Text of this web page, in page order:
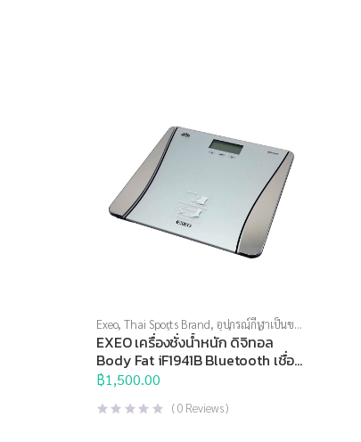
Exeo,Thai Sports Brand, อุปกรณ์กีฬาเป็นของ
ขวัญ,อุปกรณ์เพื่อสุขภาพ,เครื่องชั่งน้ำหนัก
เครื่องชั่งน้ำหนักวัดไขมัน
EXEO เครื่องชั่งน้ำหนัก ดิจิทอล
Body Fat iF1941B Bluetooth เชื่อม
ต่อ Smartphone ได้
฿1,500.00
(0 Reviews )